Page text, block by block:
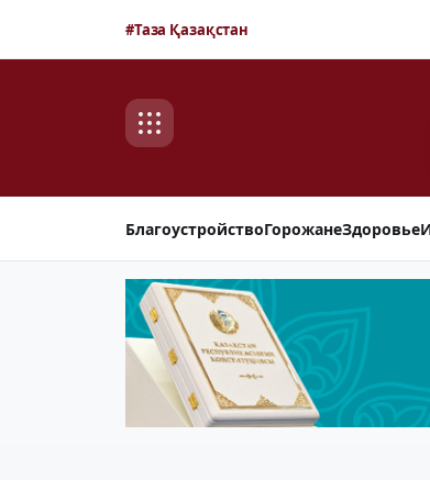
#Таза Қазақстан
БлагоустройствоГорожанеЗдоровье